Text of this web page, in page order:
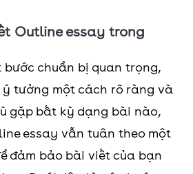
Outline essay trong
chuẩn bị quan trọng,
ý tưởng một cách rõ ràng và
gặp bất kỳ dạng bài nào,
essay vẫn tuân theo một
đảm bảo bài viết của bạn